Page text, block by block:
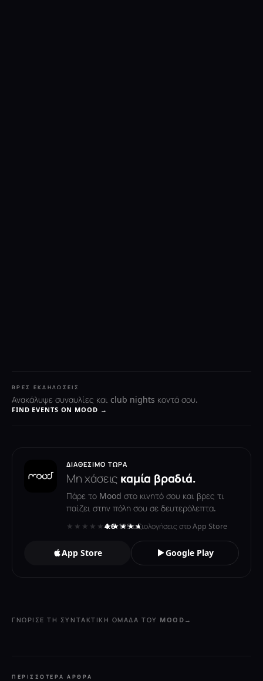
ΒΡΕΣ ΕΚΔΗΛΏΣΕΙΣ
Ανακάλυψε συναυλίες και club nights κοντά σου.
FIND EVENTS ON MOOD →
ΔΙΑΘΈΣΙΜΟ ΤΏΡΑ
Μη χάσεις καμία βραδιά.
Πάρε το Mood στο κινητό σου και βρες τι
παίζει στην πόλη σου σε δευτερόλεπτα.
★★★★★★★★★★
4.6· 119 αξιολογήσεις στο App Store
App Store Google Play
ΓΝΏΡΙΣΕ ΤΗ ΣΥΝΤΑΚΤΙΚΉ ΟΜΆΔΑ ΤΟΥ MOOD →
ΠΕΡΙΣΣΌΤΕΡΑ ΆΡΘΡΑ